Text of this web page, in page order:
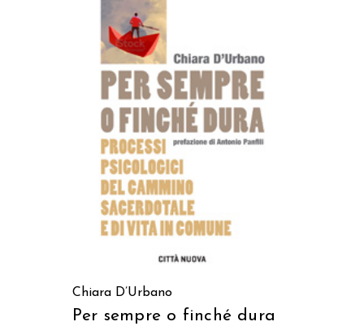
AGGIUNGI AL CARRELLO
Chiara D’Urbano
Per sempre o finché dura